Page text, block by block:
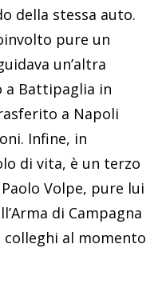
della stessa auto.
pure un
un’altra
a Battipaglia in
a Napoli
Infine, in
di vita, è un terzo
Volpe, pure lui
di Campagna
colleghi al momento